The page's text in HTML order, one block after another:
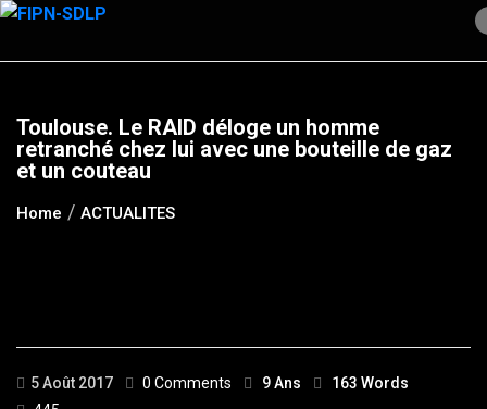
Skip
content
Toulouse. Le RAID déloge un homme
retranché chez lui avec une bouteille de gaz
et un couteau
Home ACTUALITES
5 Août 2017 0 Comments 9 Ans
163 Words